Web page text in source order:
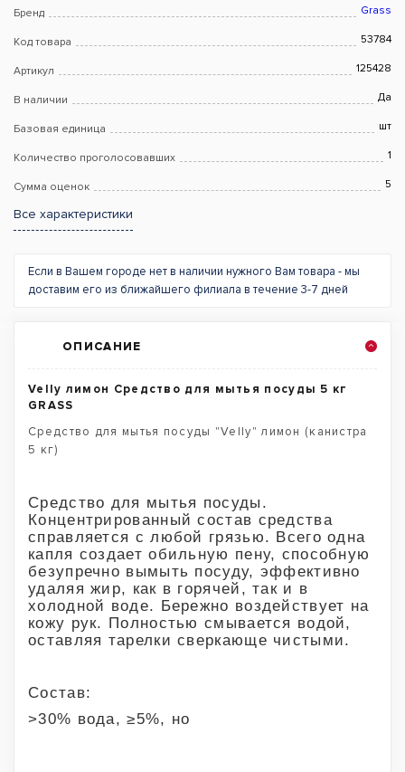
Бренд Grass
Код товара 53784
Артикул 125428
В наличии Да
Базовая единица шт
Количество проголосовавших 1
Сумма оценок 5
Все характеристики
Если в Вашем городе нет в наличии нужного Вам товара - мы
доставим его из ближайшего филиала в течение 3-7 дней
ОПИСАНИЕ
Velly лимон Средство для мытья посуды 5 кг
GRASS
Средство для мытья посуды "Velly" лимон (канистра
5 кг)
Cредство для мытья посуды.
Концентрированный состав средства
справляется с любой грязью. Всего одна
капля создает обильную пену, способную
безупречно вымыть посуду, эффективно
удаляя жир, как в горячей, так и в
холодной воде. Бережно воздействует на
кожу рук. Полностью смывается водой,
оставляя тарелки сверкающе чистыми.
Состав:
>30% вода, ≥5%, но